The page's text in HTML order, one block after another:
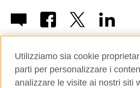
© 2026 British Council
Utilizziamo sia cookie
parti per personalizzare i
analizzare le visite ai nostri siti